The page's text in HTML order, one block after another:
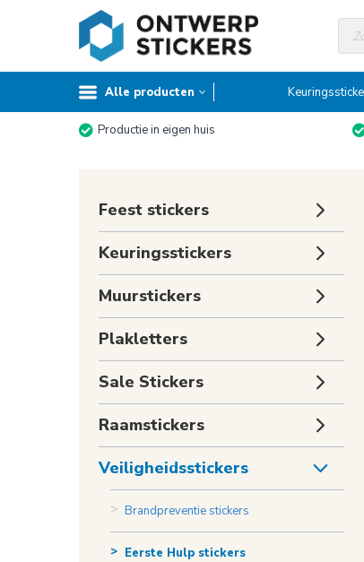
Alle producten
Productie in eigen huis
Feest stickers
Keuringsstickers
Muurstickers
Plakletters
Sale Stickers
Raamstickers
Veiligheidsstickers
Brandpreventie stickers
Eerste Hulp stickers